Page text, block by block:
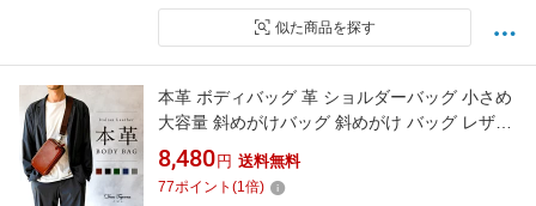
似た商品を探す
本革 ボディバッグ 革 ショルダーバッグ 小さめ
大容量 斜めがけバッグ 斜めがけ バッグ レザー
ミニショルダーバッグ ミニ 小さい 大人 シンプ
ル おしゃれ かっこいい 高見え ビジネス 通勤
メンズ レディース DomTeporna Italy ブランド
8,480 円 送料無料
77ポイント (1倍)